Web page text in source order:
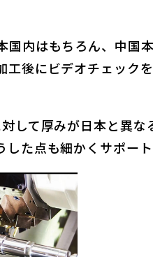
国内はもちろん、中国
工後にビデオチェック
して厚みが日本と異
た点も細かくサポート